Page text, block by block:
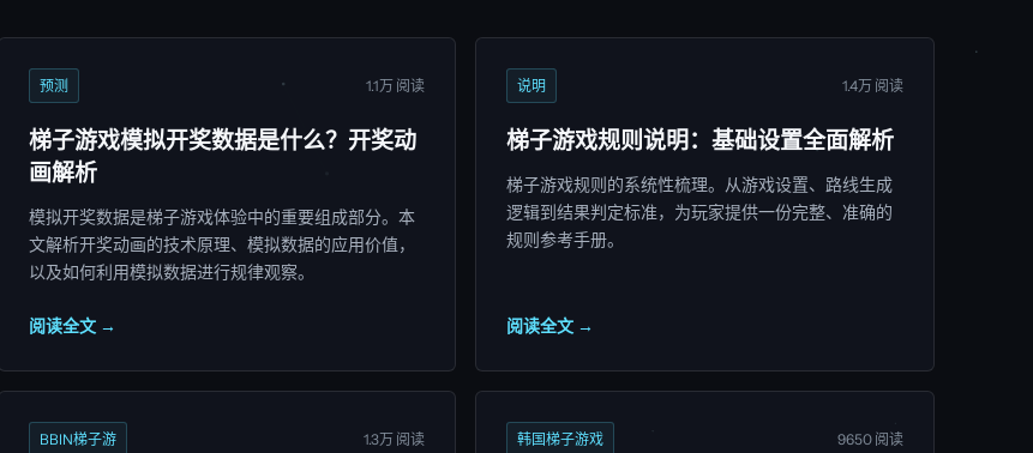
预测 1.1万 阅读
梯子游戏模拟开奖数据是什么？开奖动
画解析
模拟开奖数据是梯子游戏体验中的重要组成部分。本
文解析开奖动画的技术原理、模拟数据的应用价值，
以及如何利用模拟数据进行规律观察。
阅读全文 →
说明 1.4万 阅读
梯子游戏规则说明：基础设置全面解析
梯子游戏规则的系统性梳理。从游戏设置、路线生成
逻辑到结果判定标准，为玩家提供一份完整、准确的
规则参考手册。
阅读全文 →
BBIN梯子游 1.3万 阅读 韩国梯子游戏 9650 阅读